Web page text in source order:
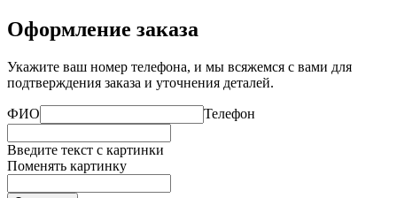
Оформление заказа
Укажите ваш номер телефона, и мы всяжемся с вами для
подтверждения заказа и уточнения деталей.
ФИО Телефон
Введите текст с картинки
Поменять картинку